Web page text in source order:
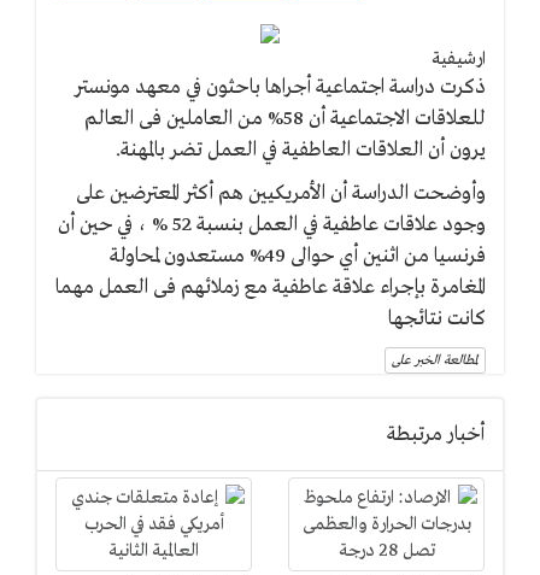
ارشيفية
ذكرت دراسة اجتماعية أجراها باحثون في معهد مونستر
للعلاقات الاجتماعية أن 58% من العاملين فى العالم
يرون أن العلاقات العاطفية في العمل تضر بالمهنة.
وأوضحت الدراسة أن الأمريكيين هم أكثر المعترضين على
وجود علاقات عاطفية في العمل بنسبة 52 % ، في حين أن
فرنسيا من اثنين أي حوالى 49% مستعدون لمحاولة
المغامرة بإجراء علاقة عاطفية مع زملائهم فى العمل مهما
كانت نتائجها
لمطالعة الخبر على
أخبار مرتبطة